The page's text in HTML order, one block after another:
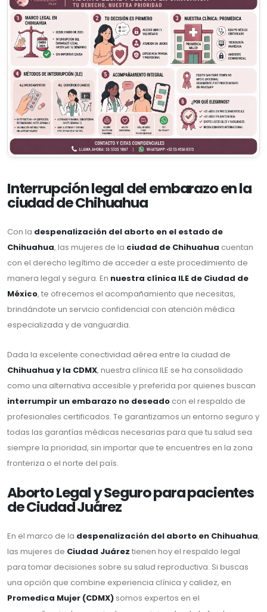
Interrupción legal del embarazo en la
ciudad de Chihuahua
Con la despenalización del aborto en el estado de
Chihuahua, las mujeres de la ciudad de Chihuahua cuentan
con el derecho legítimo de acceder a este procedimiento de
manera legal y segura. En nuestra clínica ILE de Ciudad de
México, te ofrecemos el acompañamiento que necesitas,
brindándote un servicio confidencial con atención médica
especializada y de vanguardia.
Dada la excelente conectividad aérea entre la ciudad de
Chihuahua y la CDMX, nuestra clínica ILE se ha consolidado
como una alternativa accesible y preferida por quienes buscan
interrumpir un embarazo no deseado con el respaldo de
profesionales certificados. Te garantizamos un entorno seguro y
todas las garantías médicas necesarias para que tu salud sea
siempre la prioridad, sin importar que te encuentres en la zona
fronteriza o el norte del país.
Aborto Legal y Seguro para pacientes
de Ciudad Juárez
En el marco de la despenalización del aborto en Chihuahua,
las mujeres de Ciudad Juárez tienen hoy el respaldo legal
para tomar decisiones sobre su salud reproductiva. Si buscas
una opción que combine experiencia clínica y calidez, en
Promedica Mujer (CDMX) somos expertos en el